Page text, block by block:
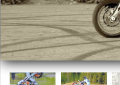
TIETOPANKKI
TAPAHTUMAT
MP15 kuvia
MP14 kuvia
MP13 kuvia
ACS 2015 kuvia